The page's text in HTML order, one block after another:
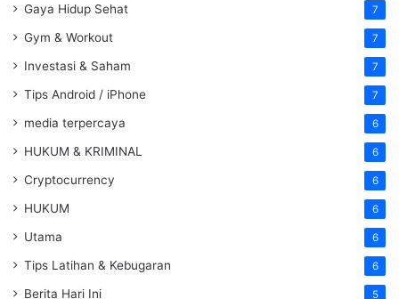
Gaya Hidup Sehat 7
Gym & Workout 7
Investasi & Saham 7
Tips Android / iPhone 7
media terpercaya 6
HUKUM & KRIMINAL 6
Cryptocurrency 6
HUKUM 6
Utama 6
Tips Latihan & Kebugaran 6
Berita Hari Ini 5